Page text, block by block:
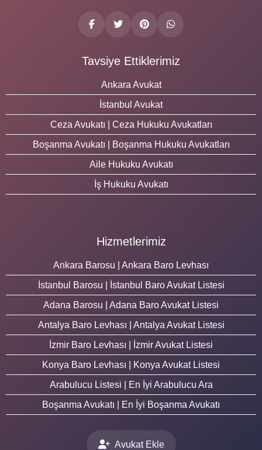
Tavsiye Ettiklerimiz
Ankara Avukat
İstanbul Avukat
Ceza Avukatı | Ceza Hukuku Avukatları
Boşanma Avukatı | Boşanma Hukuku Avukatları
Aile Hukuku Avukatı
İş Hukuku Avukatı
Hizmetlerimiz
Ankara Barosu | Ankara Baro Levhası
İstanbul Barosu | İstanbul Baro Avukat Listesi
Adana Barosu | Adana Baro Avukat Listesi
Antalya Baro Levhası | Antalya Avukat Listesi
İzmir Baro Levhası | İzmir Avukat Listesi
Konya Baro Levhası | Konya Avukat Listesi
Arabulucu Listesi | En İyi Arabulucu Ara
Boşanma Avukatı | En İyi Boşanma Avukatı
Avukat Ekle